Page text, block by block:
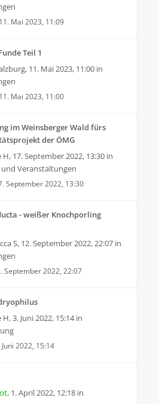
11. Mai 2023, 11:09
Teil 1
, 11. Mai 2023, 11:00 in
11. Mai 2023, 11:00
im Weinsberger Wald fürs
der ÖMG
H, 17. September 2022, 13:30 in
Veranstaltungen
September 2022, 13:30
- weißer Knochporling
S, 12. September 2022, 22:07 in
September 2022, 22:07
H,3. Juni 2022, 15:14in
Juni 2022, 15:14
, 1. April 2022, 12:18 in